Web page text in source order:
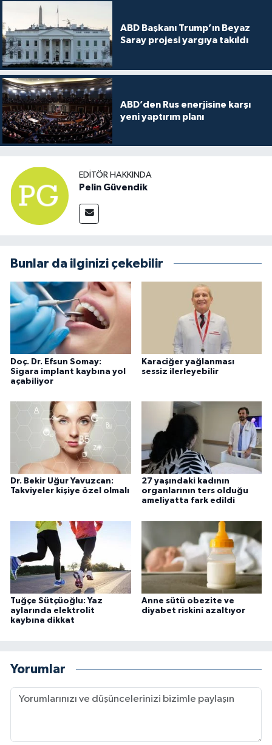
ABD Başkanı Trump’ın Beyaz
Saray projesi yargıya takıldı
ABD’den Rus enerjisine karşı
yeni yaptırım planı
EDITÖR HAKKINDA
Pelin Güvendik
Bunlar da ilginizi çekebilir
Doç. Dr. Efsun Somay:
Sigara implant kaybına yol
açabiliyor
Karaciğer yağlanması
sessiz ilerleyebilir
Dr. Bekir Uğur Yavuzcan:
Takviyeler kişiye özel olmalı
27 yaşındaki kadının
organlarının ters olduğu
ameliyatta fark edildi
Tuğçe Sütçüoğlu: Yaz
aylarında elektrolit
kaybına dikkat
Anne sütü obezite ve
diyabet riskini azaltıyor
Yorumlar